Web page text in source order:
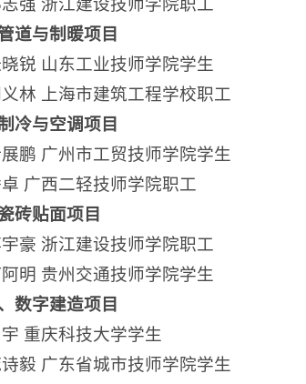
强 浙江建设技师学院职工
道与制暖项目
锐 山东工业技师学院学生
林 上海市建筑工程学校职工
冷与空调项目
鹏 广州市工贸技师学院学生
广西二轻技师学院职工
砖贴面项目
豪 浙江建设技师学院职工
明 贵州交通技师学院学生
数字建造项目
重庆科技大学学生
毅 广东省城市技师学院学生